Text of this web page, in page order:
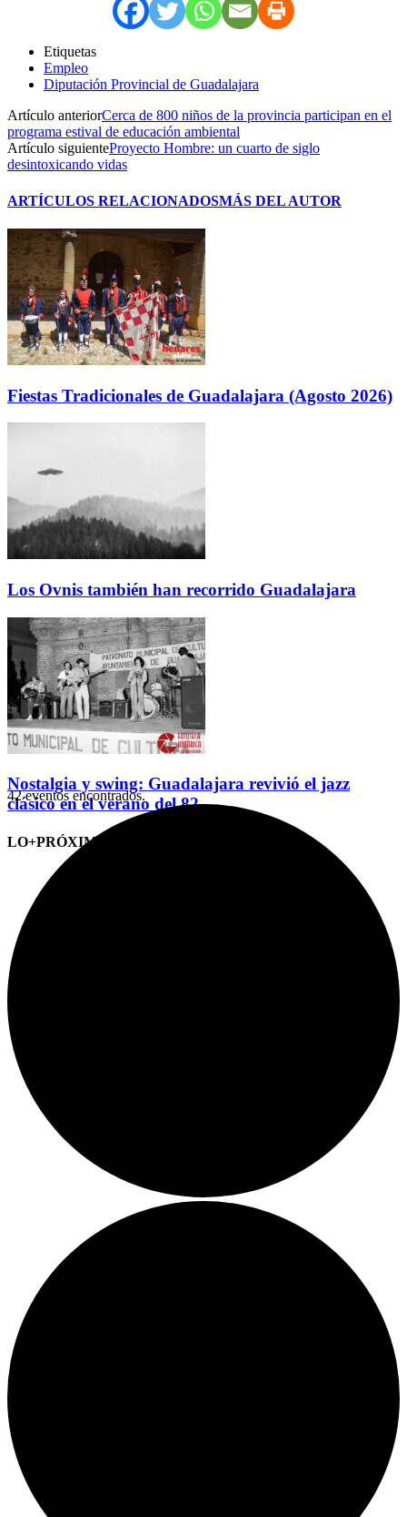
Etiquetas
Empleo
Diputación Provincial de Guadalajara
Artículo anteriorCerca de 800 niños de la provincia participan en el
programa estival de educación ambiental
Artículo siguienteProyecto Hombre: un cuarto de siglo
desintoxicando vidas
ARTÍCULOS RELACIONADOSMÁS DEL AUTOR
Fiestas Tradicionales de Guadalajara (Agosto 2026)
Los Ovnis también han recorrido Guadalajara
Nostalgia y swing: Guadalajara revivió el jazz
clásico en el verano del 82
LO+PRÓXIMO (CITAS)
42 eventos encontrados.